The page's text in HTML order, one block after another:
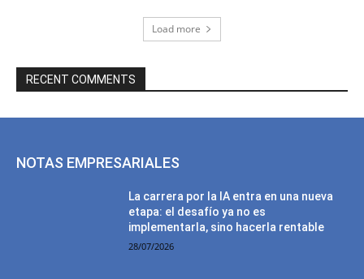
Load more
RECENT COMMENTS
NOTAS EMPRESARIALES
La carrera por la IA entra en una nueva
etapa: el desafío ya no es
implementarla, sino hacerla rentable
28/07/2026